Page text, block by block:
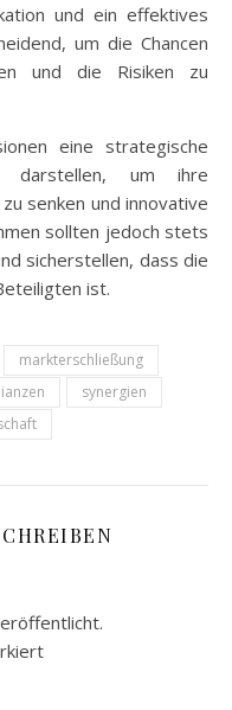
und ein effektives
um die Chancen
und die Risiken zu
eine strategische
darstellen, um ihre
senken und innovative
sollten jedoch stets
sicherstellen, dass die
ist.
markterschließung
synergien